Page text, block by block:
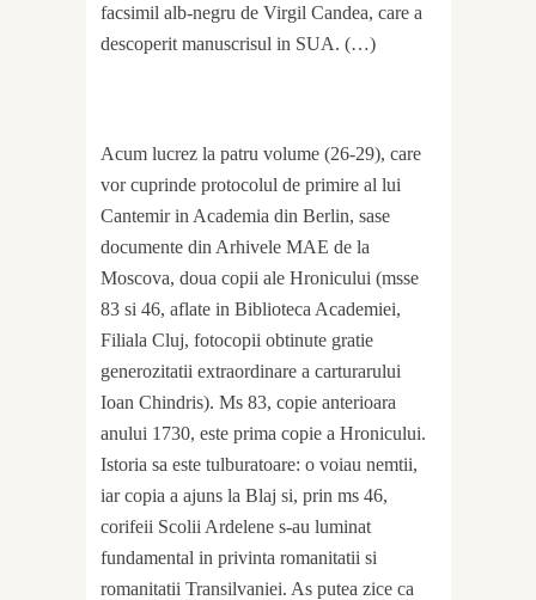
facsimil alb-negru de Virgil Candea, care a
descoperit manuscrisul in SUA. (…)
Acum lucrez la patru volume (26-29), care
vor cuprinde protocolul de primire al lui
Cantemir in Academia din Berlin, sase
documente din Arhivele MAE de la
Moscova, doua copii ale Hronicului (msse
83 si 46, aflate in Biblioteca Academiei,
Filiala Cluj, fotocopii obtinute gratie
generozitatii extraordinare a carturarului
Ioan Chindris). Ms 83, copie anterioara
anului 1730, este prima copie a Hronicului.
Istoria sa este tulburatoare: o voiau nemtii,
iar copia a ajuns la Blaj si, prin ms 46,
corifeii Scolii Ardelene s-au luminat
fundamental in privinta romanitatii si
romanitatii Transilvaniei. As putea zice ca